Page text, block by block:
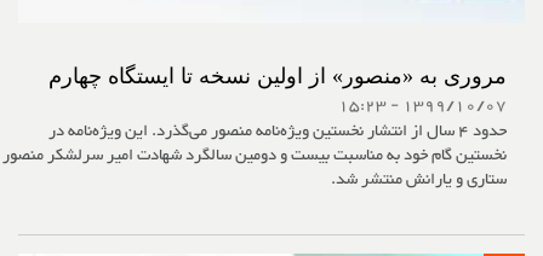
مروری به «منصور» از اولین نسخه تا ایستگاه چهارم
1399/10/07 - 15:23
حدود 4 سال از انتشار نخستین ویژه‌نامه منصور می‌گذرد. این ویژه‌نامه در
نخستین گام خود به مناسبت بیست و دومین سالگرد شهادت امیر سرلشکر منصور
ستاری و یارانش منتشر شد.